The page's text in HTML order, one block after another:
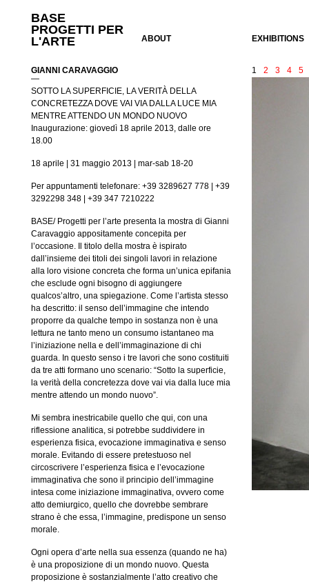
BASE
PROGETTI PER
L'ARTE
ABOUT EXHIBITIONS
1 2 3 4 5
GIANNI CARAVAGGIO
—
SOTTO LA SUPERFICIE, LA VERITÀ DELLA
CONCRETEZZA DOVE VAI VIA DALLA LUCE MIA
MENTRE ATTENDO UN MONDO NUOVO
Inaugurazione: giovedì 18 aprile 2013, dalle ore
18.00
18 aprile | 31 maggio 2013 | mar-sab 18-20
Per appuntamenti telefonare: +39 3289627 778 | +39
3292298 348 | +39 347 7210222
BASE/ Progetti per l’arte presenta la mostra di Gianni
Caravaggio appositamente concepita per
l’occasione. Il titolo della mostra è ispirato
dall’insieme dei titoli dei singoli lavori in relazione
alla loro visione concreta che forma un’unica epifania
che esclude ogni bisogno di aggiungere
qualcos’altro, una spiegazione. Come l’artista stesso
ha descritto: il senso dell’immagine che intendo
proporre da qualche tempo in sostanza non è una
lettura ne tanto meno un consumo istantaneo ma
l’iniziazione nella e dell’immaginazione di chi
guarda. In questo senso i tre lavori che sono costituiti
da tre atti formano uno scenario: “Sotto la superficie,
la verità della concretezza dove vai via dalla luce mia
mentre attendo un mondo nuovo”.
Mi sembra inestricabile quello che qui, con una
riflessione analitica, si potrebbe suddividere in
esperienza fisica, evocazione immaginativa e senso
morale. Evitando di essere pretestuoso nel
circoscrivere l’esperienza fisica e l’evocazione
immaginativa che sono il principio dell’immagine
intesa come iniziazione immaginativa, ovvero come
atto demiurgico, quello che dovrebbe sembrare
strano è che essa, l’immagine, predispone un senso
morale.
Ogni opera d’arte nella sua essenza (quando ne ha)
è una proposizione di un mondo nuovo. Questa
proposizione è sostanzialmente l’atto creativo che